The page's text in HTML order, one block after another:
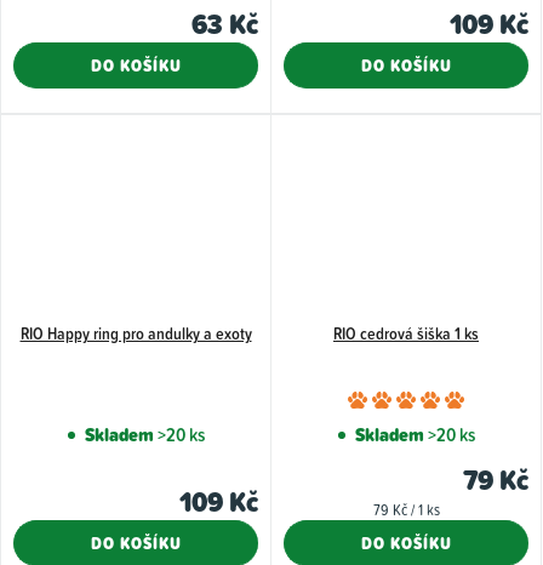
63 Kč
DO KOŠÍKU
109 Kč
DO KOŠÍKU
RIO Happy ring pro andulky a exoty
Skladem>20 ks
109 Kč
DO KOŠÍKU
RIO cedrová šiška 1 ks
je
5,0
Skladem>20 ks
79 Kč
Měrná
79 Kč / 1 ks
DO KOŠÍKU